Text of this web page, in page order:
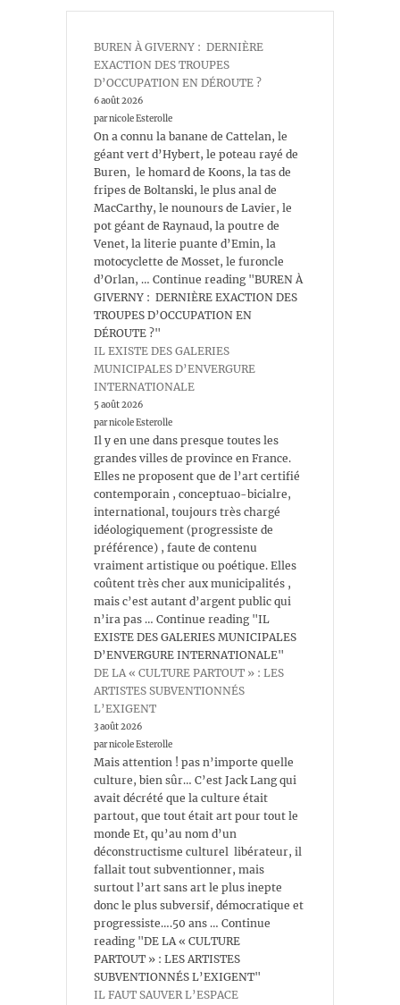
BUREN À GIVERNY : DERNIÈRE
EXACTION DES TROUPES
D’OCCUPATION EN DÉROUTE ?
6 août 2026
par nicole Esterolle
On a connu la banane de Cattelan, le
géant vert d’Hybert, le poteau rayé de
Buren, le homard de Koons, la tas de
fripes de Boltanski, le plus anal de
MacCarthy, le nounours de Lavier, le
pot géant de Raynaud, la poutre de
Venet, la literie puante d’Emin, la
motocyclette de Mosset, le furoncle
d’Orlan, … Continue reading "BUREN À
GIVERNY : DERNIÈRE EXACTION DES
TROUPES D’OCCUPATION EN
DÉROUTE ?"
IL EXISTE DES GALERIES
MUNICIPALES D’ENVERGURE
INTERNATIONALE
5 août 2026
par nicole Esterolle
Il y en une dans presque toutes les
grandes villes de province en France.
Elles ne proposent que de l’art certifié
contemporain , conceptuao-bicialre,
international, toujours très chargé
idéologiquement (progressiste de
préférence) , faute de contenu
vraiment artistique ou poétique. Elles
coûtent très cher aux municipalités ,
mais c’est autant d’argent public qui
n’ira pas … Continue reading "IL
EXISTE DES GALERIES MUNICIPALES
D’ENVERGURE INTERNATIONALE"
DE LA « CULTURE PARTOUT » : LES
ARTISTES SUBVENTIONNÉS
L’EXIGENT
3 août 2026
par nicole Esterolle
Mais attention ! pas n’importe quelle
culture, bien sûr… C’est Jack Lang qui
avait décrété que la culture était
partout, que tout était art pour tout le
monde Et, qu’au nom d’un
déconstructisme culturel libérateur, il
fallait tout subventionner, mais
surtout l’art sans art le plus inepte
donc le plus subversif, démocratique et
progressiste….50 ans … Continue
reading "DE LA « CULTURE
PARTOUT » : LES ARTISTES
SUBVENTIONNÉS L’EXIGENT"
IL FAUT SAUVER L’ESPACE